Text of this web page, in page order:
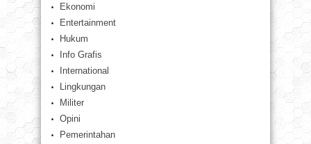
Ekonomi
Entertainment
Hukum
Info Grafis
International
Lingkungan
Militer
Opini
Pemerintahan